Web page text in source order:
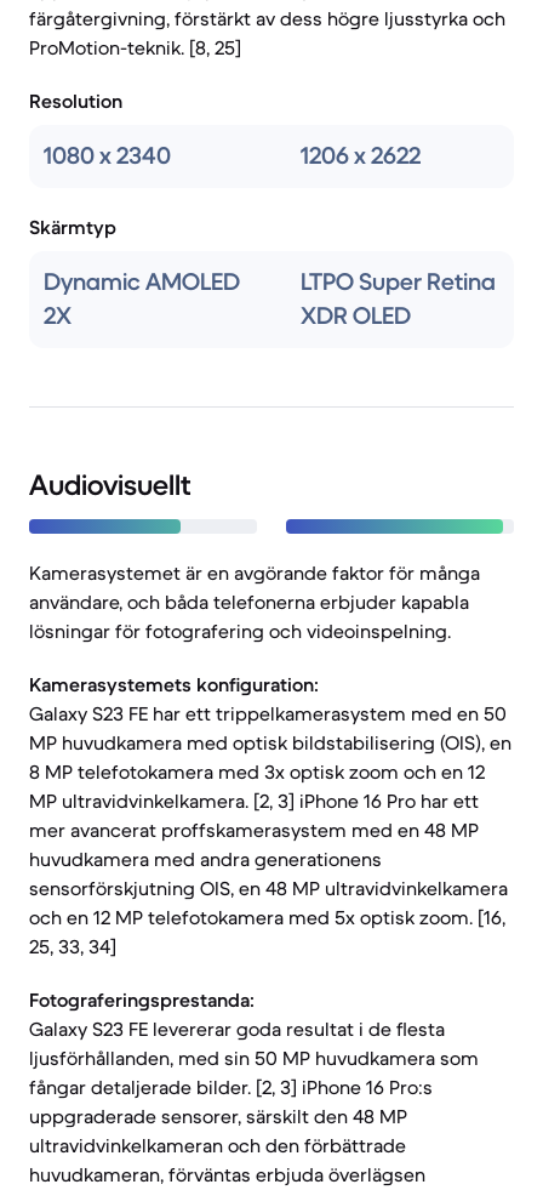
färgåtergivning, förstärkt av dess högre ljusstyrka och
ProMotion-teknik. [8, 25]
Resolution
1080 x 2340 1206 x 2622
Skärmtyp
Dynamic AMOLED
2X
LTPO Super Retina
XDR OLED
Audiovisuellt
Kamerasystemet är en avgörande faktor för många
användare, och båda telefonerna erbjuder kapabla
lösningar för fotografering och videoinspelning.
Kamerasystemets konfiguration:
Galaxy S23 FE har ett trippelkamerasystem med en 50
MP huvudkamera med optisk bildstabilisering (OIS), en
8 MP telefotokamera med 3x optisk zoom och en 12
MP ultravidvinkelkamera. [2, 3] iPhone 16 Pro har ett
mer avancerat proffskamerasystem med en 48 MP
huvudkamera med andra generationens
sensorförskjutning OIS, en 48 MP ultravidvinkelkamera
och en 12 MP telefotokamera med 5x optisk zoom. [16,
25, 33, 34]
Fotograferingsprestanda:
Galaxy S23 FE levererar goda resultat i de flesta
ljusförhållanden, med sin 50 MP huvudkamera som
fångar detaljerade bilder. [2, 3] iPhone 16 Pro:s
uppgraderade sensorer, särskilt den 48 MP
ultravidvinkelkameran och den förbättrade
huvudkameran, förväntas erbjuda överlägsen